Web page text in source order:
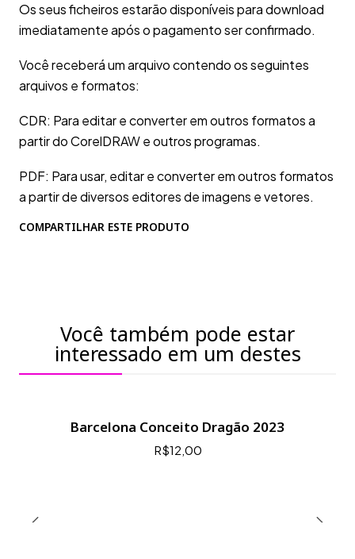
Os seus ficheiros estarão disponíveis para download
imediatamente após o pagamento ser confirmado.
Você receberá um arquivo contendo os seguintes
arquivos e formatos:
CDR: Para editar e converter em outros formatos a
partir do CorelDRAW e outros programas.
PDF: Para usar, editar e converter em outros formatos
a partir de diversos editores de imagens e vetores.
COMPARTILHAR ESTE PRODUTO
Você também pode estar
interessado em um destes
Barcelona Conceito Dragão 2023
R$12,00